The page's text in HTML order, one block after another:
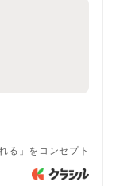
る」をコンセプト